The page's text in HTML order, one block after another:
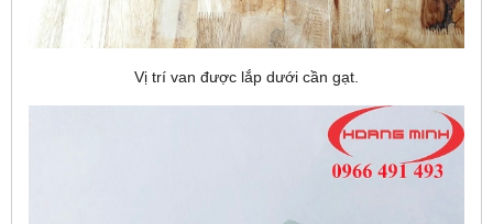
Vị trí van được lắp dưới cần gạt.